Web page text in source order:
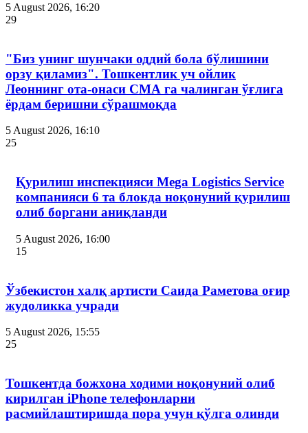
5 August 2026, 16:20
29
"Биз унинг шунчаки оддий бола бўлишини
орзу қиламиз". Тошкентлик уч ойлик
Леоннинг ота-онаси СМА га чалинган ўғлига
ёрдам беришни сўрашмоқда
5 August 2026, 16:10
25
Қурилиш инспекцияси Мega Logistics Service
компанияси 6 та блокда ноқонуний қурилиш
олиб боргани аниқланди
5 August 2026, 16:00
15
Ўзбекистон халқ артисти Саида Раметова оғир
жудоликка учради
5 August 2026, 15:55
25
Тошкентда божхона ходими ноқонуний олиб
кирилган iPhone телефонларни
расмийлаштиришда пора учун қўлга олинди